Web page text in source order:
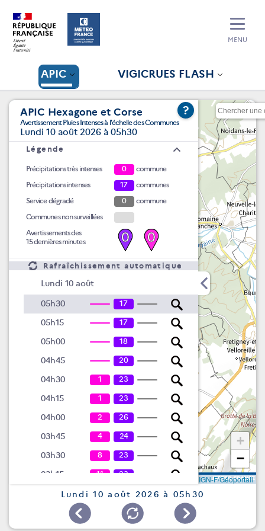
APIC VIGICRUES FLASH
MENU
APIC Hexagone et Corse
Avertissement Pluies Intenses à l'échelle des Communes
Lundi 10 août 2026 à 05h30
?
Légende
Précipitations très intenses 0
commune
Précipitations intenses
17
communes
Service dégradé
0
commune
Communes non surveillées
Avertissements des
15 dernières minutes
0 0
Rafraîchissement automatique
Lundi 10 août
05h30 17
05h15 17
05h00 18
04h45 20
04h30 1 23
04h15 1 23
04h00 2 26
03h45 4 24
03h30 8 23
03h15 11 23
03h00 15 18
17
+
−
IGN-F/Géoportail
Lundi 10 août 2026 à 05h30